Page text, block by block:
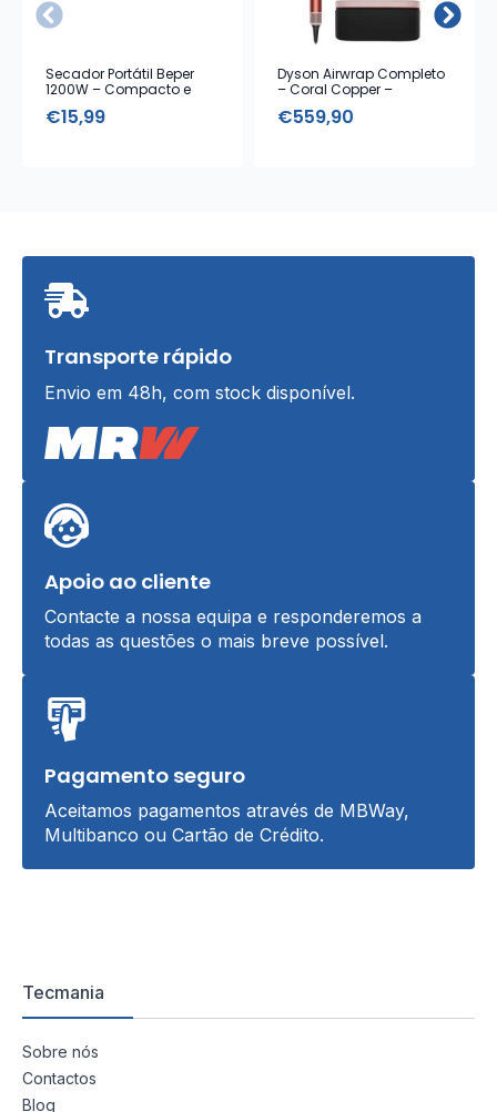
Secador Portátil Beper
1200W – Compacto e
€15,99
Dyson Airwrap Completo
– Coral Copper –
Armazenamento
€559,90
Transporte rápido
Envio em 48h, com stock disponível.
Apoio ao cliente
Contacte a nossa equipa e responderemos a
todas as questões o mais breve possível.
Pagamento seguro
Aceitamos pagamentos através de MBWay,
Multibanco ou Cartão de Crédito.
Tecmania
Sobre nós
Contactos
Blog